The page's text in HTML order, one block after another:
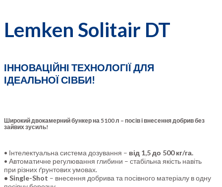
Lemken Solitair DT
ІННОВАЦІЙНІ ТЕХНОЛОГІЇ ДЛЯ
ІДЕАЛЬНОЇ СІВБИ!
Широкий двокамерний бункер на 5100 л – посів і внесення добрив без
зайвих зусиль!
• Інтелектуальна система дозування – від 1,5 до 500 кг/га.
• Автоматичне регулювання глибини – стабільна якість навіть
при різних ґрунтових умовах.
• Single-Shot – внесення добрива та посівного матеріалу в одну